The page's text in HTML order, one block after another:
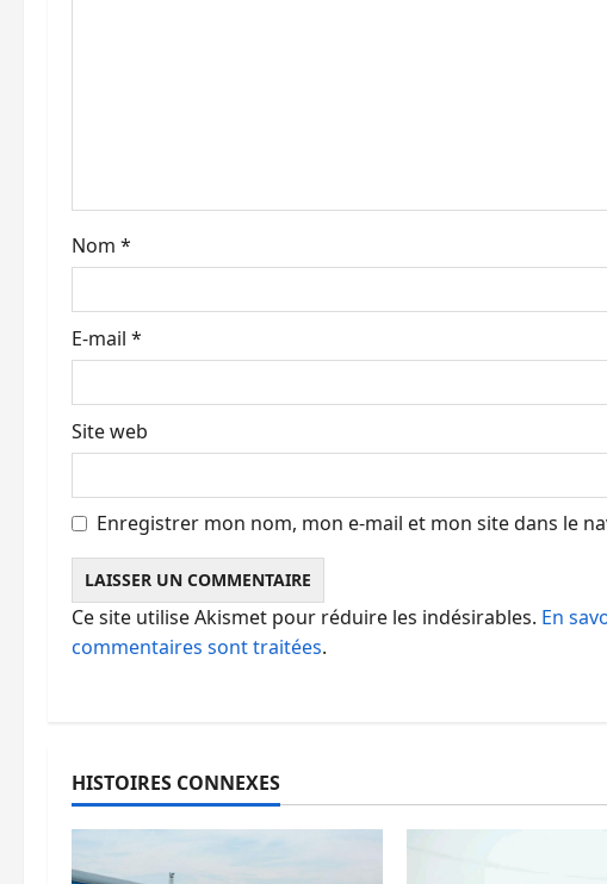
r
t
i
l
e
Nom *
E-mail *
Site web
Enregistrer mon nom, mon e-mail et mon site dans le
Ce site utilise Akismet pour réduire les indésirables. En
commentaires sont traitées.
HISTOIRES CONNEXES